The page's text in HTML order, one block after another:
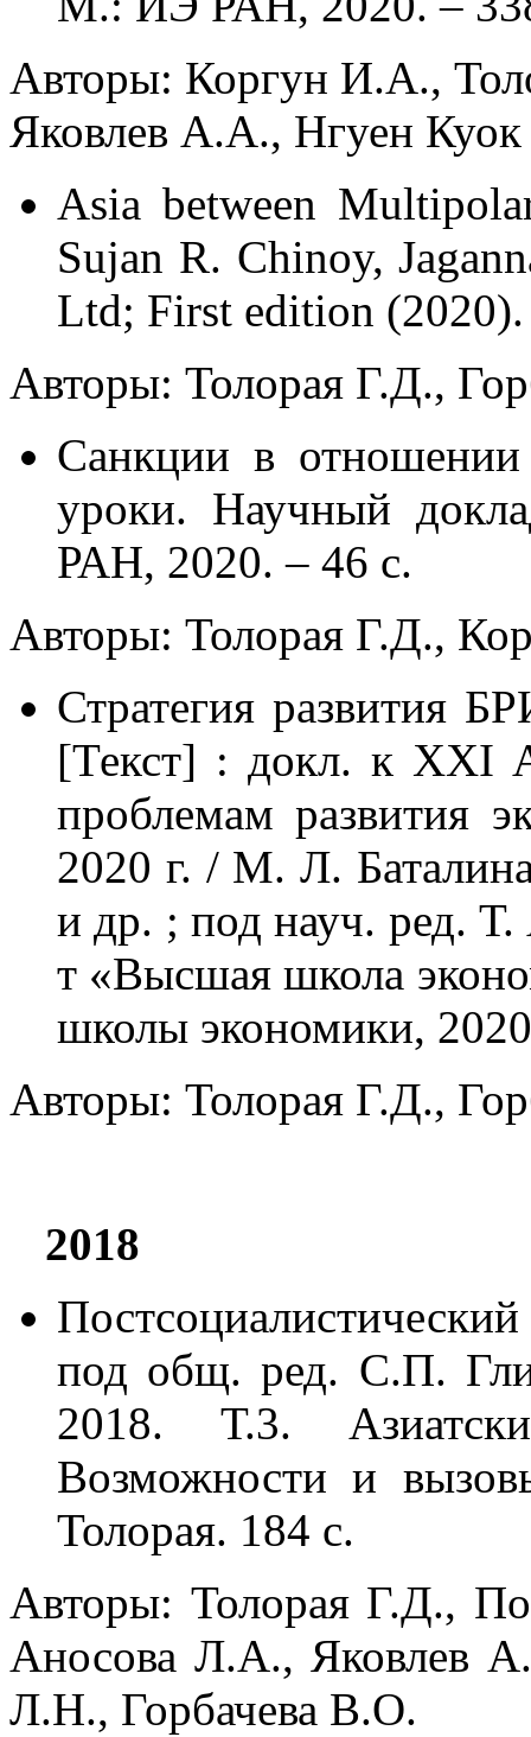
Авторы: Коргун И.А.,
Яковлев А.А., Нгуен Куок
Asia between
Sujan R. Chinoy,
Ltd; First edition
Авторы: Толорая Г.Д.,
Санкции в
уроки. Научный
РАН, 2020. – 46 c.
Авторы: Толорая Г.Д.,
Стратегия развития
[Текст] : докл. к XXI
проблемам развития
2020 г. / М. Л.
и др. ; под науч. ред.
т «Высшая школа
школы экономики,
Авторы: Толорая Г.Д.,
2018
под общ. ред. С.П.
2018. Т.3.
Возможности и
Толорая. 184 с.
Авторы: Толорая Г.Д.,
Аносова Л.А., Яковлев
Л.Н., Горбачева В.О.